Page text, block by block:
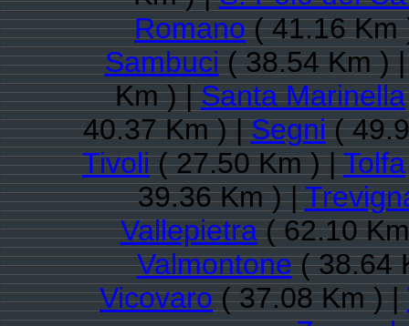
Romano( 41.16
Sambuci( 38.54 Km )
Km ) |Santa Marinella
40.37 Km ) |Segni(
Tivoli( 27.50 Km ) |Tolfa
39.36 Km ) |
Vallepietra( 62.10
Valmontone( 38.64
Vicovaro( 37.08 Km ) |